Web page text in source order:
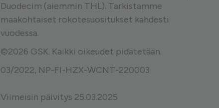
Duodecim (aiemmin THL). Tarkistamme
maakohtaiset rokotesuositukset kahdesti
vuodessa.
©2026 GSK. Kaikki oikeudet pidätetään.
03/2022, NP-FI-HZX-WCNT-220003
Viimeisin päivitys 25.03.2025